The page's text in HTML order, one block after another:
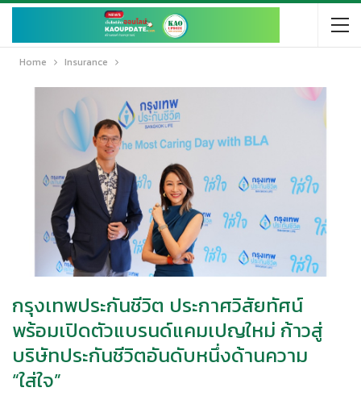
Home Insurance
กรุงเทพประกันชีวิต ประกาศวิสัยทัศน์
พร้อมเปิดตัวแบรนด์แคมเปญใหม่ ก้าวสู่
บริษัทประกันชีวิตอันดับหนึ่งด้านความ
“ใส่ใจ”